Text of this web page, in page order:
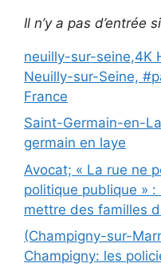
Il n’y a pas d’entrée
neuilly-sur-seine,4K
Neuilly-sur-Seine,
France
Saint-Germain-en-
germain en laye
Avocat; « La rue ne
politique publique » :
mettre des familles
(Champigny-sur-
Champigny: les